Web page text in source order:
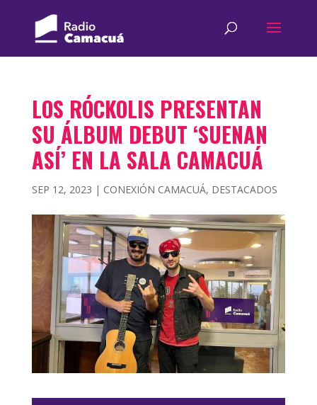
LOS RÓCKOLIS PRESENTAN
SU ÁLBUM DEBUT ‘SUENAN
ASÍ’ EN LA SALA CAMACUÁ
SEP 12, 2023 | CONEXIÓN CAMACUÁ, DESTACADOS